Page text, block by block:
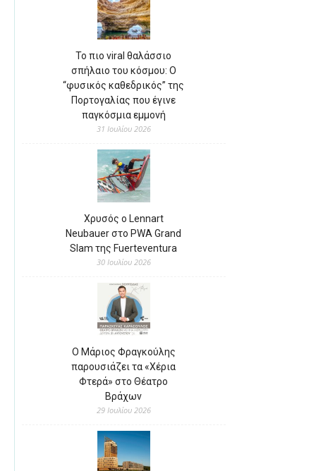
Το πιο viral θαλάσσιο
σπήλαιο του κόσμου: Ο
“φυσικός καθεδρικός” της
Πορτογαλίας που έγινε
παγκόσμια εμμονή
31 Ιουλίου 2026
Χρυσός ο Lennart
Neubauer στο PWA Grand
Slam της Fuerteventura
30 Ιουλίου 2026
Ο Μάριος Φραγκούλης
παρουσιάζει τα «Χέρια
Φτερά» στο Θέατρο
Βράχων
29 Ιουλίου 2026